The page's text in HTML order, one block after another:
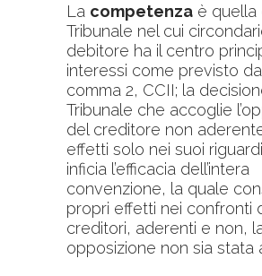
La competenza è quella
Tribunale nel cui
debitore ha il centro
interessi come previsto
comma 2, CCII; la
Tribunale che accoglie
del creditore non
effetti solo nei suoi
inficia l’efficacia dell’intera
convenzione, la quale
propri effetti nei confronti
creditori, aderenti e non,
opposizione non sia stata